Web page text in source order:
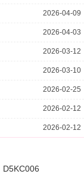
2026-04-09
2026-04-03
2026-03-12
2026-03-10
2026-02-25
2026-02-12
2026-02-12
D5KC006